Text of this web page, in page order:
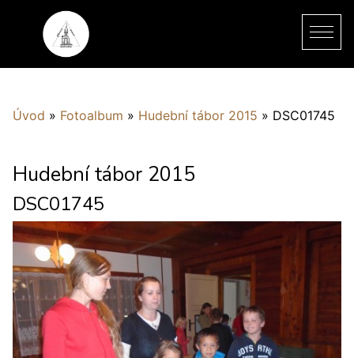
Úvod » Fotoalbum » Hudební tábor 2015 » DSC01745
Hudební tábor 2015
DSC01745